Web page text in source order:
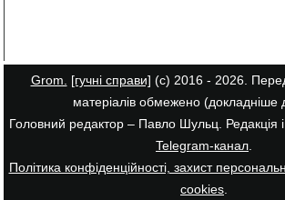
Grom. [гучні справи] (с) 2016 - 2026.
матеріалів обмежено (докладніше
Головний редактор – Павло Шульц. Редакція і
Telegram-канал.
Політика конфіденційності, захист
cookies.